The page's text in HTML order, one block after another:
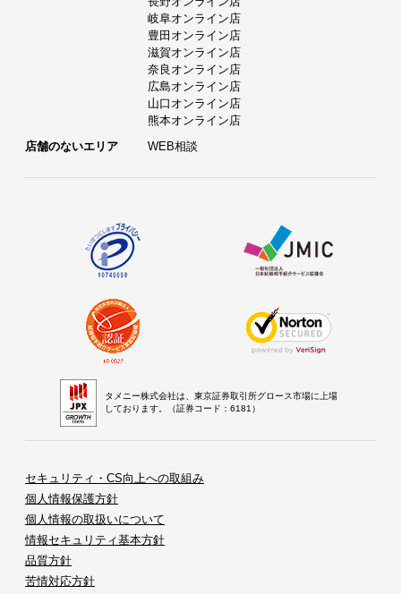
岐阜オンライン店
豊田オンライン店
滋賀オンライン店
奈良オンライン店
広島オンライン店
山口オンライン店
熊本オンライン店
店舗のないエリア
WEB相談
タメニー株式会社は、東京証券取引所グロース市場に上場
しております。（証券コード：6181）
セキュリティ・CS向上への取組み
個人情報保護方針
個人情報の取扱いについて
情報セキュリティ基本方針
品質方針
苦情対応方針